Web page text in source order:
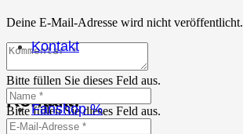
Kontakt
Fanshop %
Deine E-Mail-Adresse wird nicht veröffentlicht.
Bitte füllen Sie dieses Feld aus.
Bitte füllen Sie dieses Feld aus.
Kontakt: